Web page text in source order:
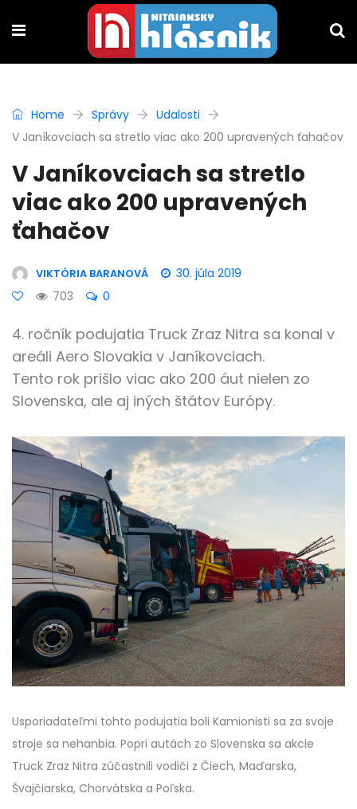
Home Správy
Udalosti
V Janíkovciach sa stretlo viac ako 200 upravených ťahačov
V Janíkovciach sa stretlo
viac ako 200 upravených
ťahačov
VIKTÓRIA BARANOVÁ
30. júla 2019
703
0
4. ročník podujatia Truck Zraz Nitra sa konal v
areáli Aero Slovakia v Janíkovciach.
Tento rok prišlo viac ako 200 áut nielen zo
Slovenska, ale aj iných štátov Európy.
Usporiadateľmi tohto podujatia boli Kamionisti sa za svoje
stroje sa nehanbia. Popri autách zo Slovenska sa akcie
Truck Zraz Nitra zúčastnili vodiči z Čiech, Maďarska,
Švajčiarska, Chorvátska a Poľska.